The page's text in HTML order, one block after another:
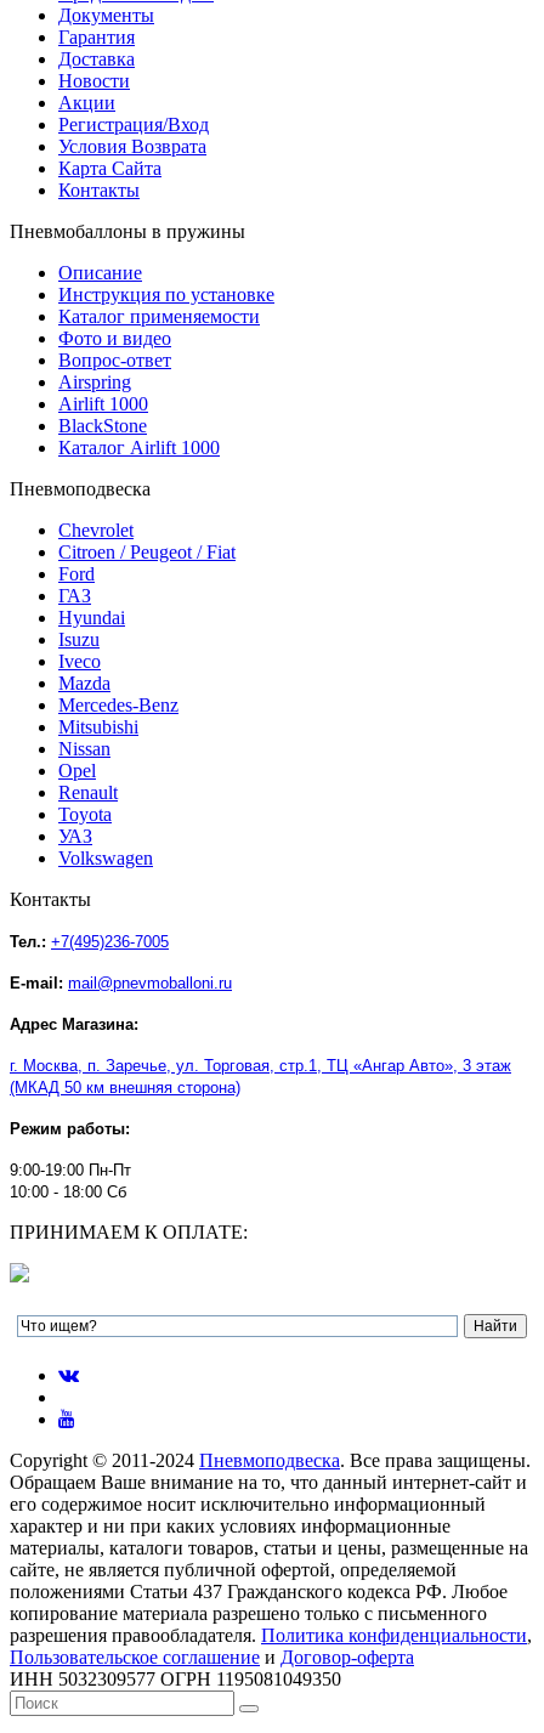
Документы
Гарантия
Доставка
Новости
Акции
Регистрация/Вход
Условия Возврата
Карта Сайта
Контакты
Пневмобаллоны в пружины
Описание
Инструкция по установке
Каталог применяемости
Фото и видео
Вопрос-ответ
Airspring
Airlift 1000
BlackStone
Каталог Airlift 1000
Пневмоподвеска
Chevrolet
Citroen / Peugeot / Fiat
Ford
ГАЗ
Hyundai
Isuzu
Iveco
Mazda
Mercedes-Benz
Mitsubishi
Nissan
Opel
Renault
Toyota
УАЗ
Volkswagen
Контакты
Тел.: +7(495)236-7005
E-mail: mail@pnevmoballoni.ru
Адрес Магазина:
г. Москва, п. Заречье, ул. Торговая, стр.1, ТЦ «Ангар Авто» , 3 этаж
(МКАД 50 км внешняя сторона)
Режим работы:
9:00-19:00 Пн-Пт
10:00 - 18:00 Сб
ПРИНИМАЕМ К ОПЛАТЕ:
Copyright © 2011-2024 Пневмоподвеска. Все права защищены.
Обращаем Ваше внимание на то, что данный интернет-сайт и
его содержимое носит исключительно информационный
характер и ни при каких условиях информационные
материалы, каталоги товаров, статьи и цены, размещенные на
сайте, не является публичной офертой, определяемой
положениями Статьи 437 Гражданского кодекса РФ. Любое
копирование материала разрешено только с письменного
разрешения правообладателя. Политика конфиденциальности,
Пользовательское соглашение и Договор-оферта
ИНН 5032309577 ОГРН 1195081049350